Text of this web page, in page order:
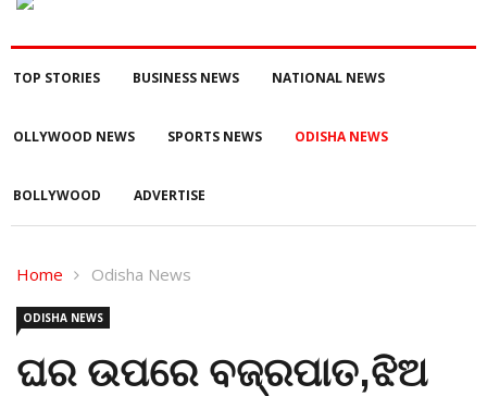
TOP STORIES BUSINESS NEWS NATIONAL NEWS
OLLYWOOD NEWS SPORTS NEWS ODISHA NEWS
BOLLYWOOD ADVERTISE
Home Odisha News
ODISHA NEWS
ଘର ଉପରେ ବଜ୍ରପାତ,ଝିଅ